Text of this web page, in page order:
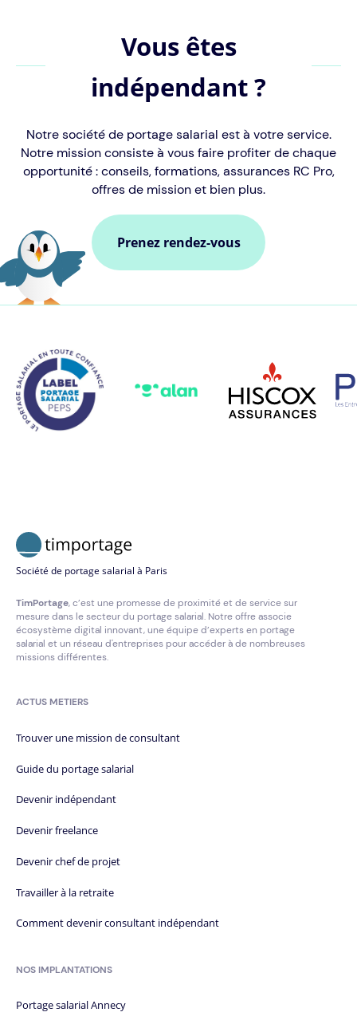
Vous êtes
indépendant ?
Notre société de portage salarial est à votre service.
Notre mission consiste à vous faire profiter de chaque
opportunité : conseils, formations, assurances RC Pro,
offres de mission et bien plus.
Prenez rendez-vous
Société de portage salarial à Paris
TimPortage, c’est une promesse de proximité et de service sur
mesure dans le secteur du portage salarial. Notre offre associe
écosystème digital innovant, une équipe d’experts en portage
salarial et un réseau d'entreprises pour accéder à de nombreuses
missions différentes.
ACTUS METIERS
Trouver une mission de consultant
Guide du portage salarial
Devenir indépendant
Devenir freelance
Devenir chef de projet
Travailler à la retraite
Comment devenir consultant indépendant
NOS IMPLANTATIONS
Portage salarial Annecy